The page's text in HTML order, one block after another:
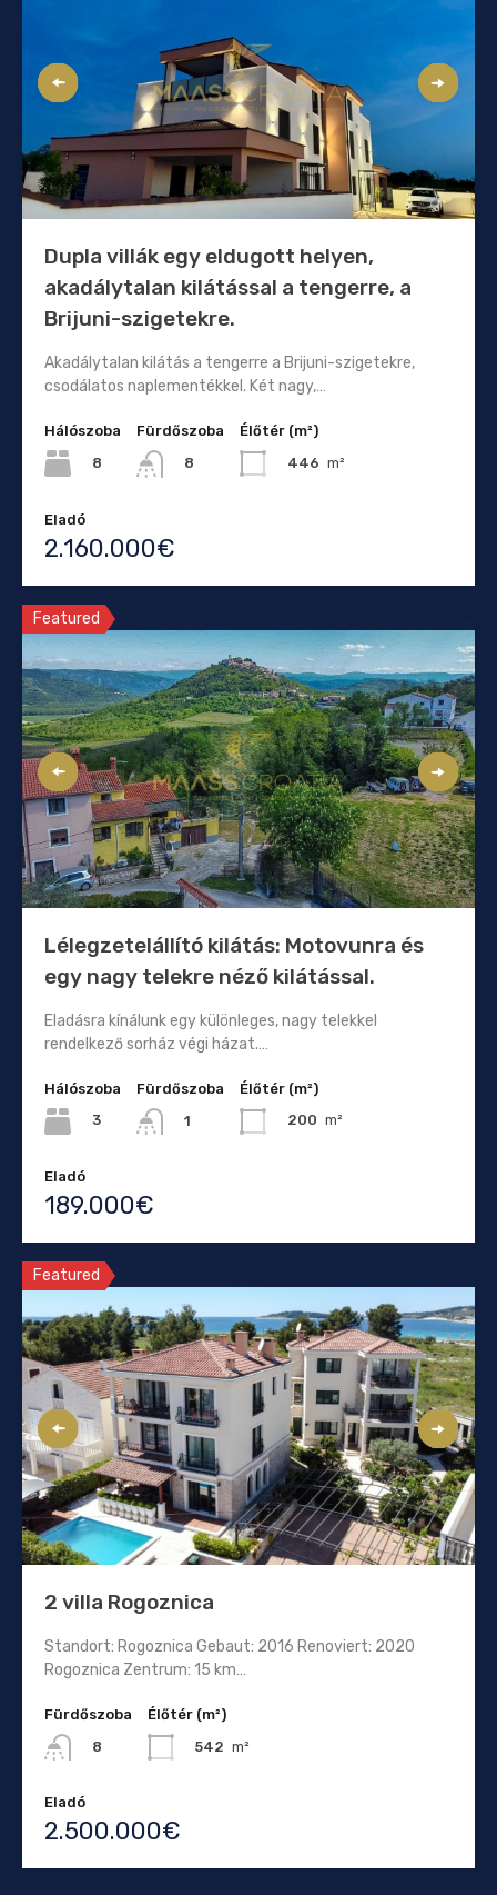
Dupla villák egy eldugott helyen,
akadálytalan kilátással a tengerre, a
Brijuni-szigetekre.
Akadálytalan kilátás a tengerre a Brijuni-szigetekre,
csodálatos naplementékkel. Két nagy,…
Hálószoba
8
Fürdőszoba
8
Élőtér (m²)
446 m²
Eladó
2.160.000€
Featured
Lélegzetelállító kilátás: Motovunra és
egy nagy telekre néző kilátással.
Eladásra kínálunk egy különleges, nagy telekkel
rendelkező sorház végi házat.…
Hálószoba
3
Fürdőszoba
1
Élőtér (m²)
200 m²
Eladó
189.000€
Featured
2 villa Rogoznica
Standort: Rogoznica Gebaut: 2016 Renoviert: 2020
Rogoznica Zentrum: 15 km…
Fürdőszoba
8
Élőtér (m²)
542 m²
Eladó
2.500.000€